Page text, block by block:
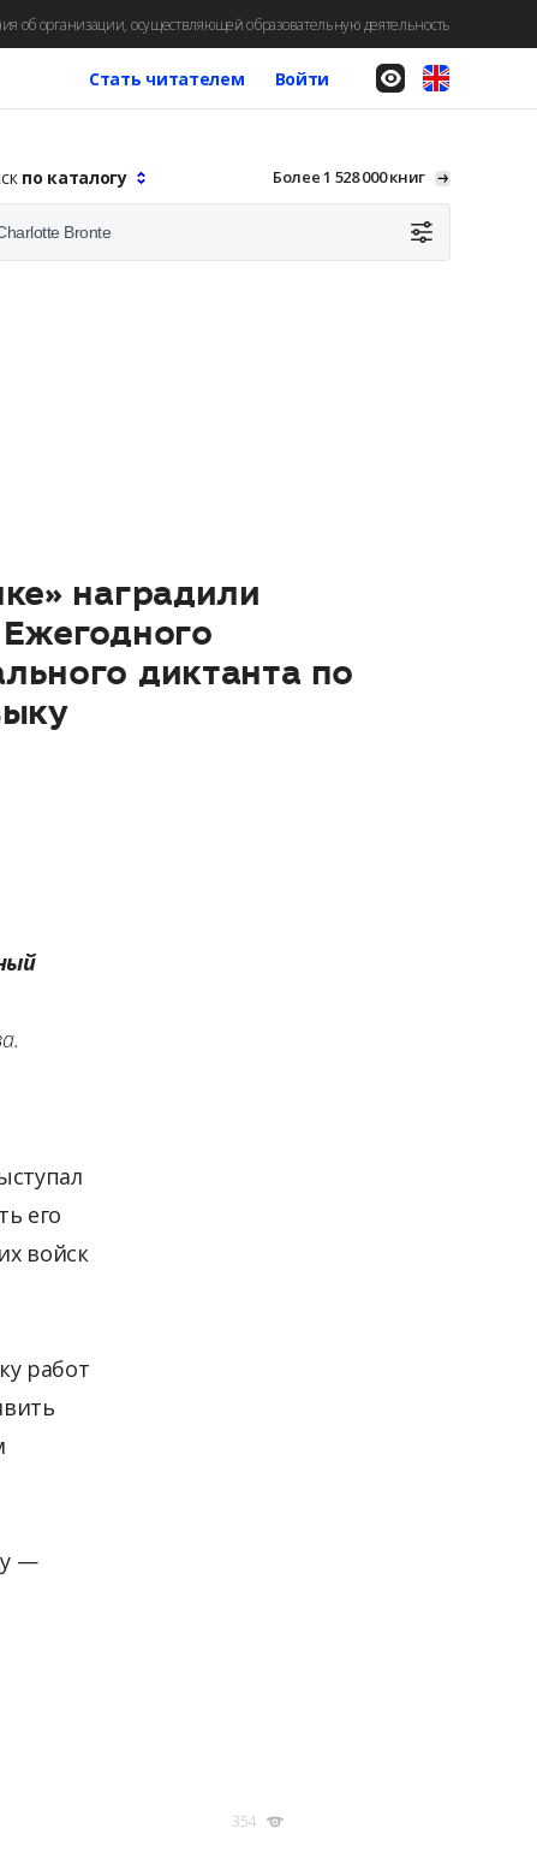
об организации, осуществляющей образовательную деятельность
Стать читателем Войти
по каталогу Более 1 528 000 книг
наградили
диктанта по
его
войск
работ
—
354